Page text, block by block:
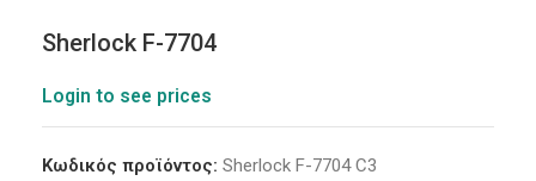
Sherlock F-7704
Login to see prices
Κωδικός προϊόντος: Sherlock F-7704 C3